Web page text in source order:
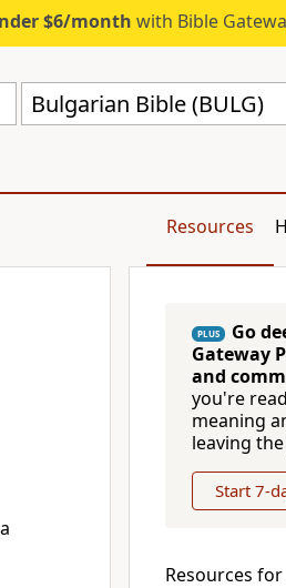
$6/month with Bible
Bulgarian Bible (BULG)
Resources
PLUS Go
Gateway
and
you're
meaning
leaving
Start 7-
Resources for